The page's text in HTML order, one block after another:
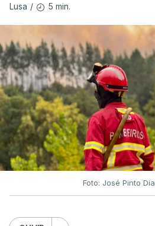
ESTE CONTEÚDO ESTÁ
MOMENTO INDISPONÍVEL
O Chega considerou "de uma
decisão do Presidente da
o Tribunal Constitucional o
de estrangeiros, sustentando
irresponsabilidade".
Na sexta-feira, a Presidência
Lusa / 5 min.
Foto: José Pinto